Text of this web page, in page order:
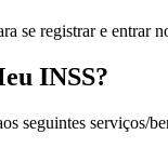
se registrar e entrar
INSS?
seguintes